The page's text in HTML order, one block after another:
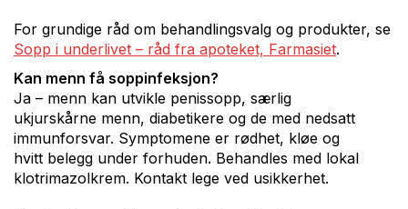
For grundige råd om behandlingsvalg og produkter, se
Sopp i underlivet – råd fra apoteket, Farmasiet.
Kan menn få soppinfeksjon?
Ja – menn kan utvikle penissopp, særlig
ukjurskårne menn, diabetikere og de med nedsatt
immunforsvar. Symptomene er rødhet, kløe og
hvitt belegg under forhuden. Behandles med lokal
klotrimazolkrem. Kontakt lege ved usikkerhet.